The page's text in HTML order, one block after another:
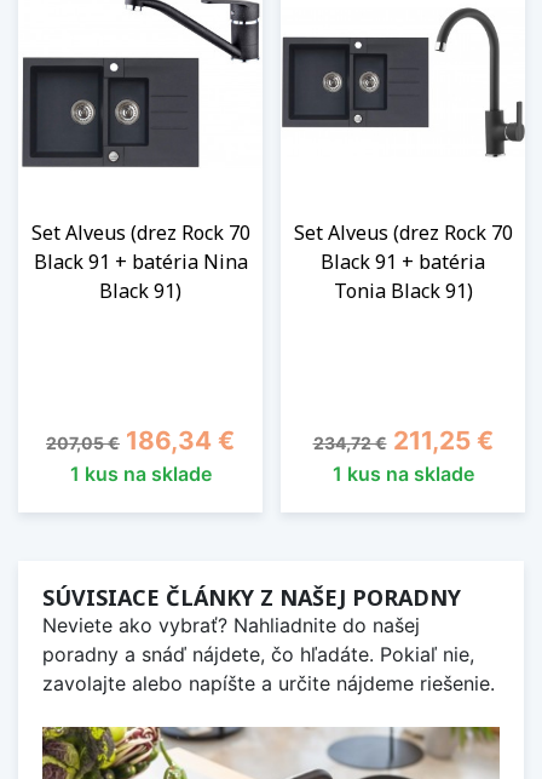
Set Alveus (drez Rock 70
Black 91 + batéria Nina
Black 91)
Základná cena
207,05 € Cena
186,34 €
1 kus na sklade
Set Alveus (drez Rock 70
Black 91 + batéria
Tonia Black 91)
Základná cena
234,72 € Cena
211,25 €
1 kus na sklade
SÚVISIACE ČLÁNKY Z NAŠEJ PORADNY
Neviete ako vybrať? Nahliadnite do našej
poradny a snáď nájdete, čo hľadáte. Pokiaľ nie,
zavolajte alebo napíšte a určite nájdeme riešenie.